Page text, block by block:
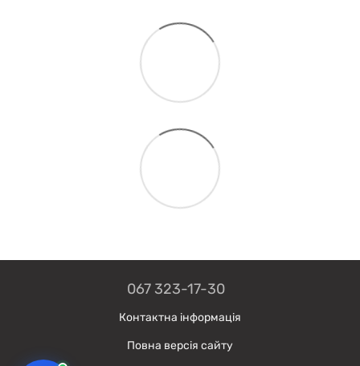
067 323-17-30
Контактна інформація
Повна версія сайту